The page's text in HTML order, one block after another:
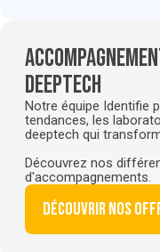
deeptech
Notre équipe Identifie
tendances, les
deeptech qui
Découvrez nos
d'accompagnements.
Découvrir nos